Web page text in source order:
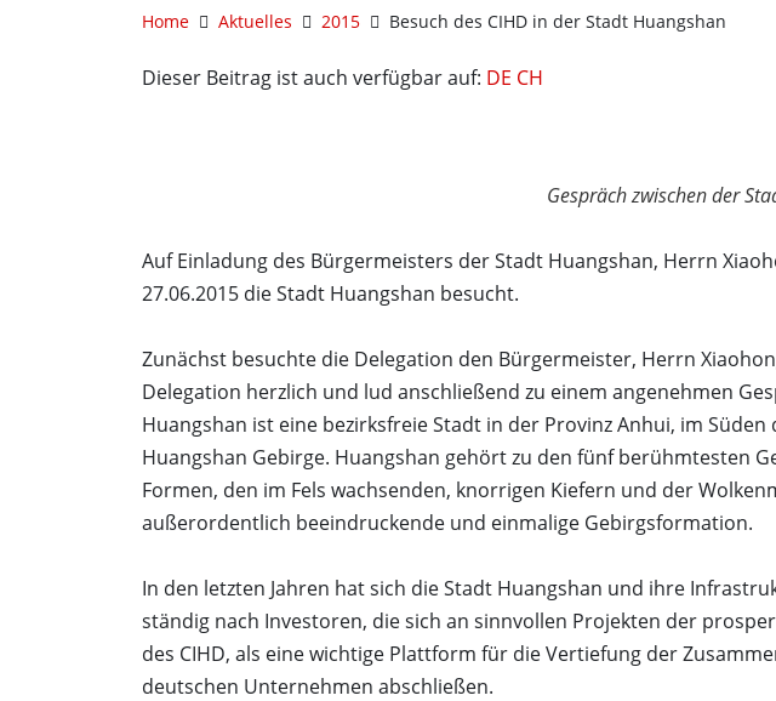
Home Aktuelles 2015 Besuch des CIHD in der Stadt Huangshan
Dieser Beitrag ist auch verfügbar auf: DE CH
Gespräch zwischen der
Auf Einladung des Bürgermeisters der Stadt Huangshan, Herrn
27.06.2015 die Stadt Huangshan besucht.
Zunächst besuchte die Delegation den Bürgermeister, Herrn
Delegation herzlich und lud anschließend zu einem angenehmen
Huangshan ist eine bezirksfreie Stadt in der Provinz Anhui, im
Huangshan Gebirge. Huangshan gehört zu den fünf berühmtesten
Formen, den im Fels wachsenden, knorrigen Kiefern und der
außerordentlich beeindruckende und einmalige Gebirgsformation.
In den letzten Jahren hat sich die Stadt Huangshan und ihre
ständig nach Investoren, die sich an sinnvollen Projekten der
des CIHD, als eine wichtige Plattform für die Vertiefung der
deutschen Unternehmen abschließen.